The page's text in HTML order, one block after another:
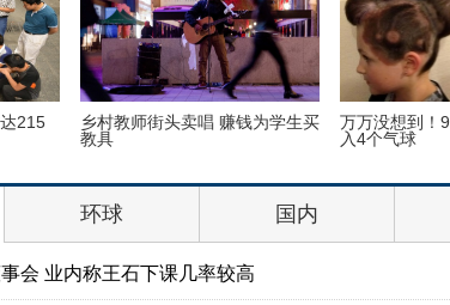
215
乡村教师街头卖唱 赚钱为学生买
教具
万万没想到！
入4个气球
环球 国内
会 业内称王石下课几率较高